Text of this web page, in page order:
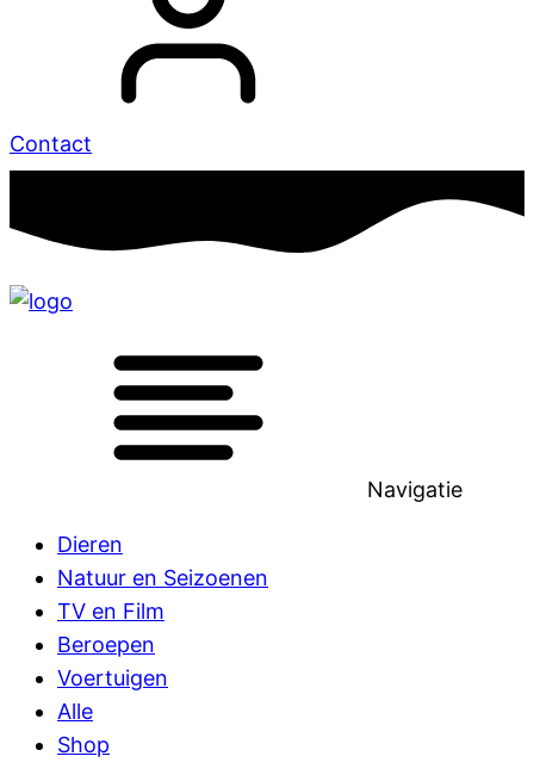
Contact
Navigatie
Dieren
Natuur en Seizoenen
TV en Film
Beroepen
Voertuigen
Alle
Shop